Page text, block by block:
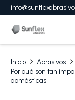
Inicio
Abrasivos
Por qué son tan
domésticas